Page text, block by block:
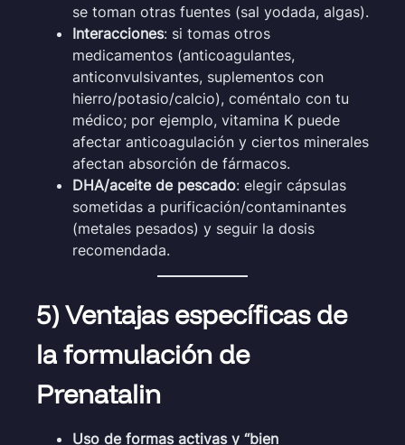
se toman otras fuentes (sal yodada, algas).
Interacciones: si tomas otros
medicamentos (anticoagulantes,
anticonvulsivantes, suplementos con
hierro/potasio/calcio), coméntalo con tu
médico; por ejemplo, vitamina K puede
afectar anticoagulación y ciertos minerales
afectan absorción de fármacos.
DHA/aceite de pescado: elegir cápsulas
sometidas a purificación/contaminantes
(metales pesados) y seguir la dosis
recomendada.
5) Ventajas específicas de
la formulación de
Prenatalin
Uso de formas activas y “bien